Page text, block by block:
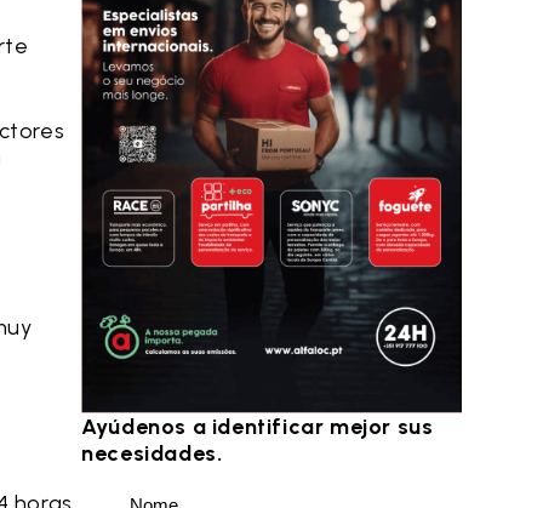
Ayúdenos a identificar mejor sus
necesidades.